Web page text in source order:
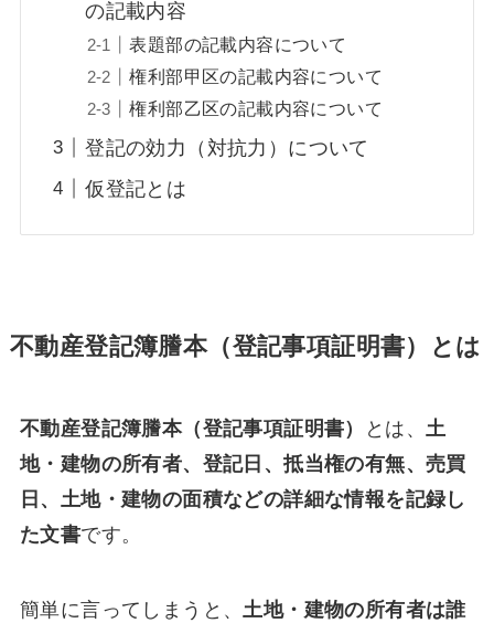
の記載内容
表題部の記載内容について
権利部甲区の記載内容について
権利部乙区の記載内容について
登記の効力（対抗力）について
仮登記とは
不動産登記簿謄本（登記事項証明書）とは
不動産登記簿謄本（登記事項証明書） とは、
土
地・建物の所有者、登記日、抵当権の有無、売買
日、土地・建物の面積などの詳細な情報を記録し
た文書です。
簡単に言ってしまうと、 土地・建物の所有者は誰